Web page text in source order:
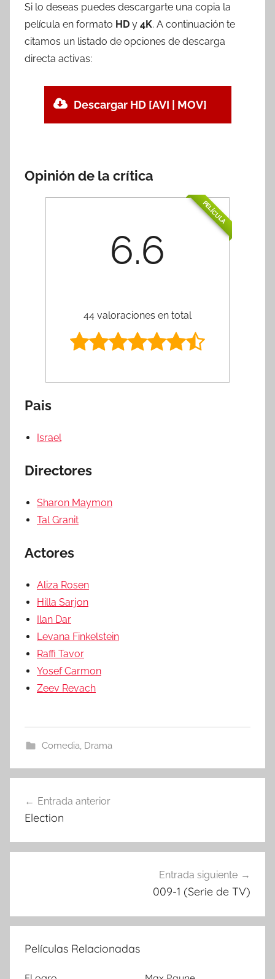
Si lo deseas puedes descargarte una copia la
película en formato HD y 4K. A continuación te
citamos un listado de opciones de descarga
directa activas:
Descargar HD [AVI | MOV]
Opinión de la crítica
PELÍCULA
6.6
44 valoraciones en total
Pais
Israel
Directores
Sharon Maymon
Tal Granit
Actores
Aliza Rosen
Hilla Sarjon
Ilan Dar
Levana Finkelstein
Raffi Tavor
Yosef Carmon
Zeev Revach
Comedia, Drama
Navegación
de
entradas
Entrada anterior
Election
Entrada siguiente
009-1 (Serie de TV)
Películas Relacionadas